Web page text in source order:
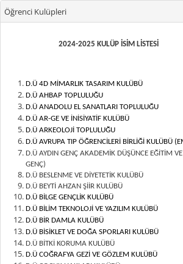
Öğrenci Kulüpleri
2024-2025 KULÜP İSİM LİSTESİ
D.Ü 4D MİMARLIK TASARIM KULÜBÜ
D.Ü AHBAP TOPLULUĞU
D.Ü ANADOLU EL SANATLARI TOPLULUĞU
D.Ü AR-GE VE İNİSİYATİF KULÜBÜ
D.Ü ARKEOLOJİ TOPLULUĞU
D.Ü AVRUPA TIP ÖĞRENCİLERİ BİRLİĞİ KULÜBÜ
D.Ü AYDIN GENÇ AKADEMİK DÜŞÜNCE EĞİTİM
GENÇ)
D.Ü BESLENME VE DİYETETİK KULÜBÜ
D.Ü BEYTİ AHZAN ŞİİR KULÜBÜ
D.Ü BİLGE GENÇLİK KULÜBÜ
D.Ü BİLİM TEKNOLOJİ VE YAZILIM KULÜBÜ
D.Ü BİR DAMLA KULÜBÜ
D.Ü BİSİKLET VE DOĞA SPORLARI KULÜBÜ
D.Ü BİTKİ KORUMA KULÜBÜ
D.Ü COĞRAFYA GEZİ VE GÖZLEM KULÜBÜ